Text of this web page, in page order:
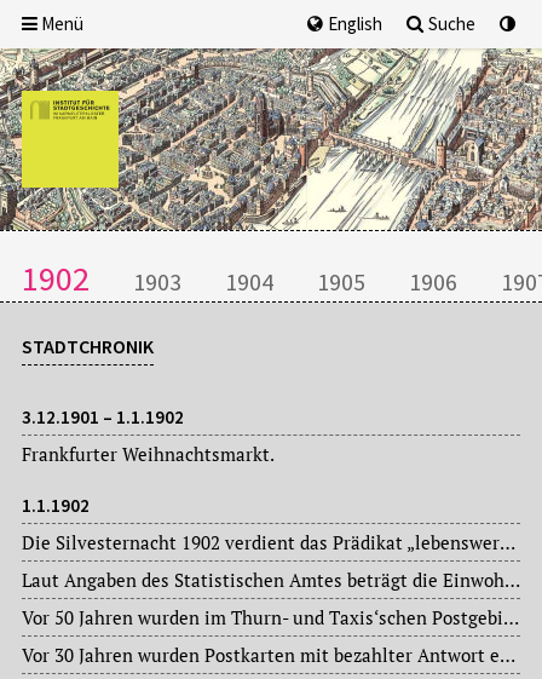
Menü English Suche
1902 1903 1904 1905 1906
STADTCHRONIK
3.12.1901 – 1.1.1902
Frankfurter Weihnachtsmarkt.
1.1.1902
Die Silvesternacht 1902 verdient das Prädikat „lebenswert“ – keine gewalttätigen Ausbrüche ernsterer Art. Auch die Zahl der Verhaftungen ist gering.
Laut Angaben des Statistischen Amtes beträgt die Einwohnerschaft im Stadtkreis Frankfurt am Main 296.900 Personen.
Vor 50 Jahren wurden im Thurn- und Taxis‘schen Postgebiet, wozu Frankfurt am Main bis 1866 gehörte, Freimarken eingeführt.
Vor 30 Jahren wurden Postkarten mit bezahlter Antwort eingeführt.